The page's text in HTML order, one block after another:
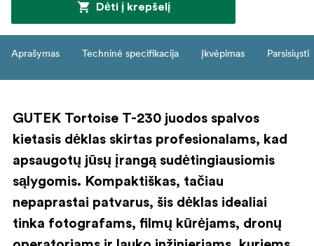
Dėti į krepšelį
Aprašymas Techninė specifikacija Įkvėpimas Parsisiųsti
GUTEK Tortoise T-230 juodos spalvos
kietasis dėklas skirtas profesionalams, kad
apsaugotų jūsų įrangą sudėtingiausiomis
sąlygomis. Kompaktiškas, tačiau
nepaprastai patvarus, šis dėklas idealiai
tinka fotografams, filmų kūrėjams, dronų